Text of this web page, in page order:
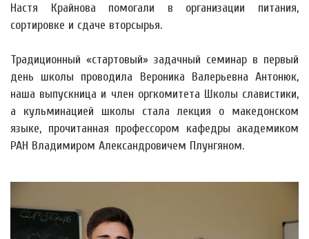
Настя Крайнова помогали в организации питания,
сортировке и сдаче вторсырья.
Традиционный «стартовый» задачный семинар в первый
день школы проводила Вероника Валерьевна Антонюк,
наша выпускница и член оргкомитета Школы славистики,
а кульминацией школы стала лекция о македонском
языке, прочитанная профессором кафедры академиком
РАН Владимиром Александровичем Плунгяном.